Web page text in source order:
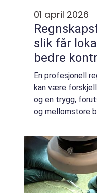
01 april 2026
slik får
bedre
En profesjonell
kan være
og en trygg,
og mellomstore
lønn og